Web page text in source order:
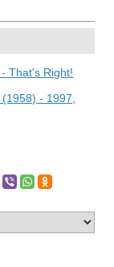
That's Right!
- 1997,